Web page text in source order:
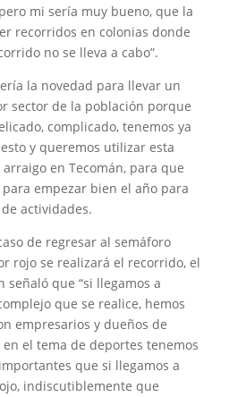
mi sería muy bueno, que la
recorridos en colonias donde
no se lleva a cabo”.
la novedad para llevar un
sector de la población porque
complicado, tenemos ya
y queremos utilizar esta
en Tecomán, para que
empezar bien el año para
actividades.
de regresar al semáforo
rojo se realizará el recorrido, el
señaló que “si llegamos a
que se realice, hemos
empresarios y dueños de
el tema de deportes tenemos
que si llegamos a
indiscutiblemente que